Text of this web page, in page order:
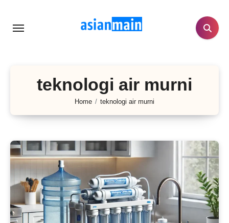
teknologi air murni
Home teknologi air murni